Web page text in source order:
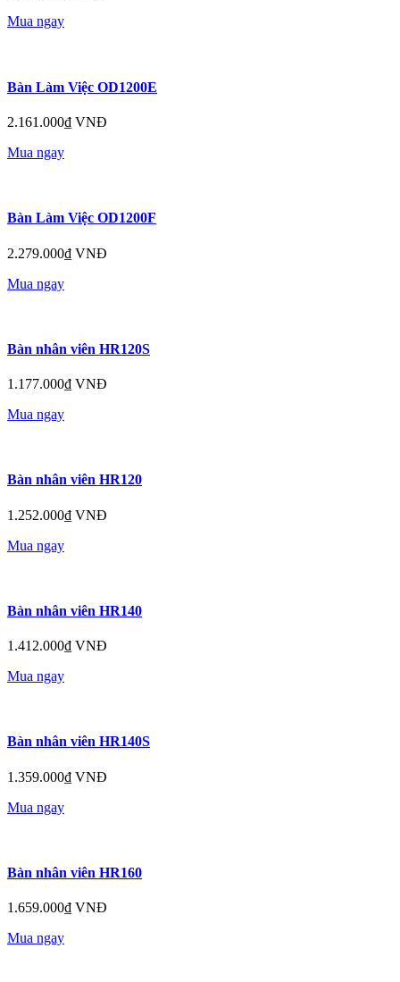
Mua ngay
Bàn Làm Việc OD1200E
2.161.000₫ VNĐ
Mua ngay
Bàn Làm Việc OD1200F
2.279.000₫ VNĐ
Mua ngay
Bàn nhân viên HR120S
1.177.000₫ VNĐ
Mua ngay
Bàn nhân viên HR120
1.252.000₫ VNĐ
Mua ngay
Bàn nhân viên HR140
1.412.000₫ VNĐ
Mua ngay
Bàn nhân viên HR140S
1.359.000₫ VNĐ
Mua ngay
Bàn nhân viên HR160
1.659.000₫ VNĐ
Mua ngay